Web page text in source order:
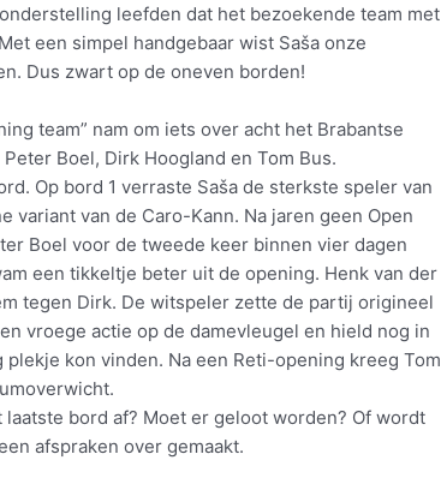
leefden dat het bezoekende team met
een simpel handgebaar wist Saša onze
Dus zwart op de oneven borden!
team” nam om iets over acht het Brabantse
Boel, Dirk Hoogland en Tom Bus.
Op bord 1 verraste Saša de sterkste speler van
variant van de Caro-Kann. Na jaren geen Open
Boel voor de tweede keer binnen vier dagen
een tikkeltje beter uit de opening. Henk van der
tegen Dirk. De witspeler zette de partij origineel
vroege actie op de damevleugel en hield nog in
kon vinden. Na een Reti-opening kreeg Tom
bord af? Moet er geloot worden? Of wordt
afspraken over gemaakt.